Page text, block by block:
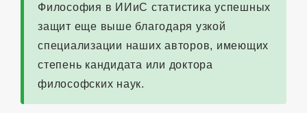
Философия в ИИиС статистика успешных
защит еще выше благодаря узкой
специализации наших авторов, имеющих
степень кандидата или доктора
философских наук.